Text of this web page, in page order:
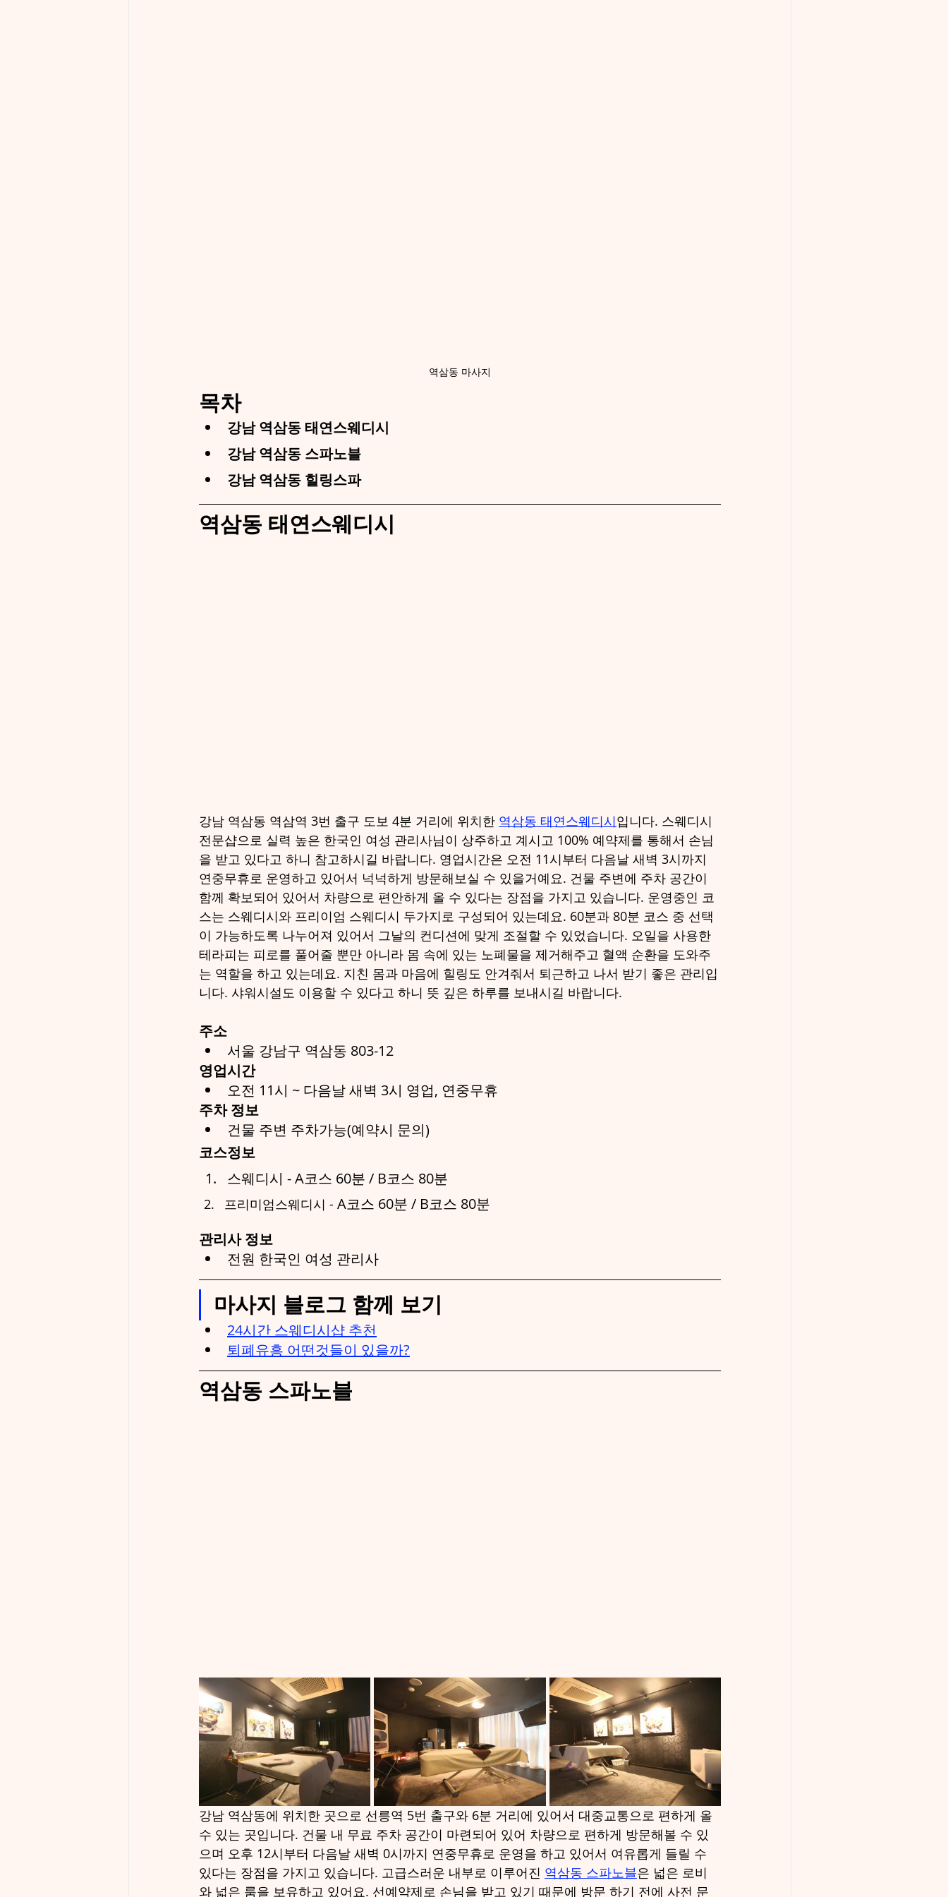
역삼동 마사지
목차
강남 역삼동 태연스웨디시
강남 역삼동 스파노블
강남 역삼동 힐링스파
역삼동 태연스웨디시
강남 역삼동 역삼역 3번 출구 도보 4분 거리에 위치한 역삼동 태연스웨디시입니다. 스웨디시
전문샵으로 실력 높은 한국인 여성 관리사님이 상주하고 계시고 100% 예약제를 통해서 손님
을 받고 있다고 하니 참고하시길 바랍니다. 영업시간은 오전 11시부터 다음날 새벽 3시까지
연중무휴로 운영하고 있어서 넉넉하게 방문해보실 수 있을거예요. 건물 주변에 주차 공간이
함께 확보되어 있어서 차량으로 편안하게 올 수 있다는 장점을 가지고 있습니다. 운영중인 코
스는 스웨디시와 프리이엄 스웨디시 두가지로 구성되어 있는데요. 60분과 80분 코스 중 선택
이 가능하도록 나누어져 있어서 그날의 컨디션에 맞게 조절할 수 있었습니다. 오일을 사용한
테라피는 피로를 풀어줄 뿐만 아니라 몸 속에 있는 노폐물을 제거해주고 혈액 순환을 도와주
는 역할을 하고 있는데요. 지친 몸과 마음에 힐링도 안겨줘서 퇴근하고 나서 받기 좋은 관리입
니다. 샤워시설도 이용할 수 있다고 하니 뜻 깊은 하루를 보내시길 바랍니다.
주소
서울 강남구 역삼동 803-12
영업시간
오전 11시 ~ 다음날 새벽 3시 영업, 연중무휴
주차 정보
건물 주변 주차가능(예약시 문의)
코스정보
스웨디시 - A코스 60분 / B코스 80분
프리미엄스웨디시 - A코스 60분 / B코스 80분
관리사 정보
전원 한국인 여성 관리사
마사지 블로그 함께 보기
24시간 스웨디시샵 추천
퇴폐유흥 어떤것들이 있을까?
역삼동 스파노블
강남 역삼동에 위치한 곳으로 선릉역 5번 출구와 6분 거리에 있어서 대중교통으로 편하게 올
수 있는 곳입니다. 건물 내 무료 주차 공간이 마련되어 있어 차량으로 편하게 방문해볼 수 있
으며 오후 12시부터 다음날 새벽 0시까지 연중무휴로 운영을 하고 있어서 여유롭게 들릴 수
있다는 장점을 가지고 있습니다. 고급스러운 내부로 이루어진 역삼동 스파노블은 넓은 로비
와 넓은 룸을 보유하고 있어요. 선예약제로 손님을 받고 있기 때문에 방문 하기 전에 사전 문